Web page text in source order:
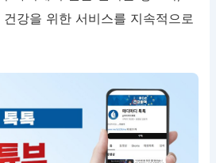
강을 위한 서비스를 지속적으로